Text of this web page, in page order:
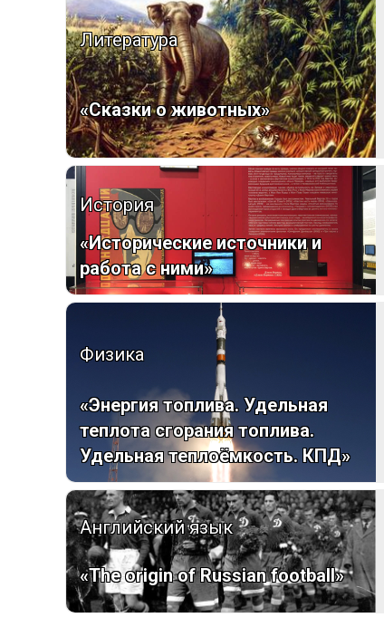
Литература
«Сказки о животных»
История
«Исторические источники и
работа с ними»
Физика
«Энергия топлива. Удельная
теплота сгорания топлива.
Удельная теплоёмкость. КПД»
Английский язык
«The origin of Russian football»